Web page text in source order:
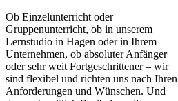
Ob Einzelunterricht oder
Gruppenunterricht, ob in unserem
Lernstudio in Hagen oder in Ihrem
Unternehmen, ob absoluter Anfänger
oder sehr weit Fortgeschrittener – wir
sind flexibel und richten uns nach Ihren
Anforderungen und Wünschen. Und